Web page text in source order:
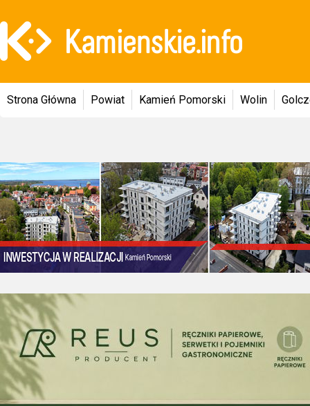
Strona Główna Powiat Kamień Pomorski Wolin